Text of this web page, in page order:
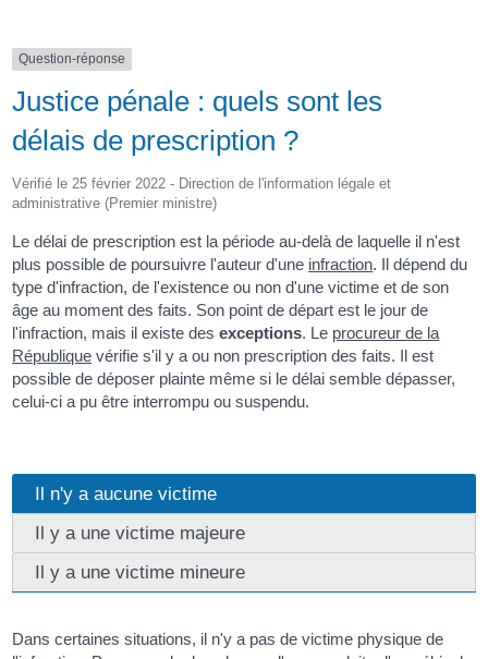
Question-réponse
Justice pénale : quels sont les
délais de prescription ?
Vérifié le 25 février 2022 - Direction de l'information légale et
administrative (Premier ministre)
Le délai de prescription est la période au-delà de laquelle il n'est
plus possible de poursuivre l'auteur d'une infraction. Il dépend du
type d'infraction, de l'existence ou non d'une victime et de son
âge au moment des faits. Son point de départ est le jour de
l'infraction, mais il existe desexceptions. Le procureur de la
République vérifie s'il y a ou non prescription des faits. Il est
possible de déposer plainte même si le délai semble dépasser,
celui-ci a pu être interrompu ou suspendu.
Il n'y a aucune victime
Il y a une victime majeure
Il y a une victime mineure
Dans certaines situations, il n'y a pas de victime physique de